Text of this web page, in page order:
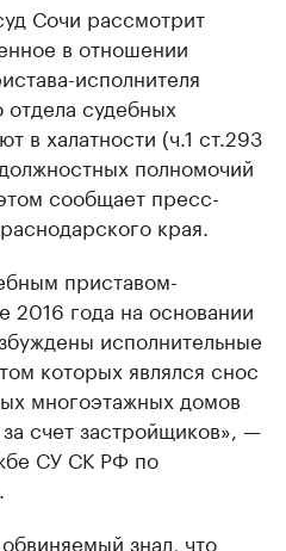
Сочи рассмотрит
в отношении
исполнителя
судебных
в халатности (ч.1 ст.293
полномочий
сообщает пресс-
края.
приставом-
2016 года на основании
исполнительные
которых являлся снос
многоэтажных домов
счет застройщиков», —
СУ СК РФ по
знал, что